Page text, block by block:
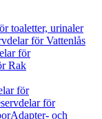
toaletter, urinaler
för Vattenlås
för
Rak
för
för
Adapter- och